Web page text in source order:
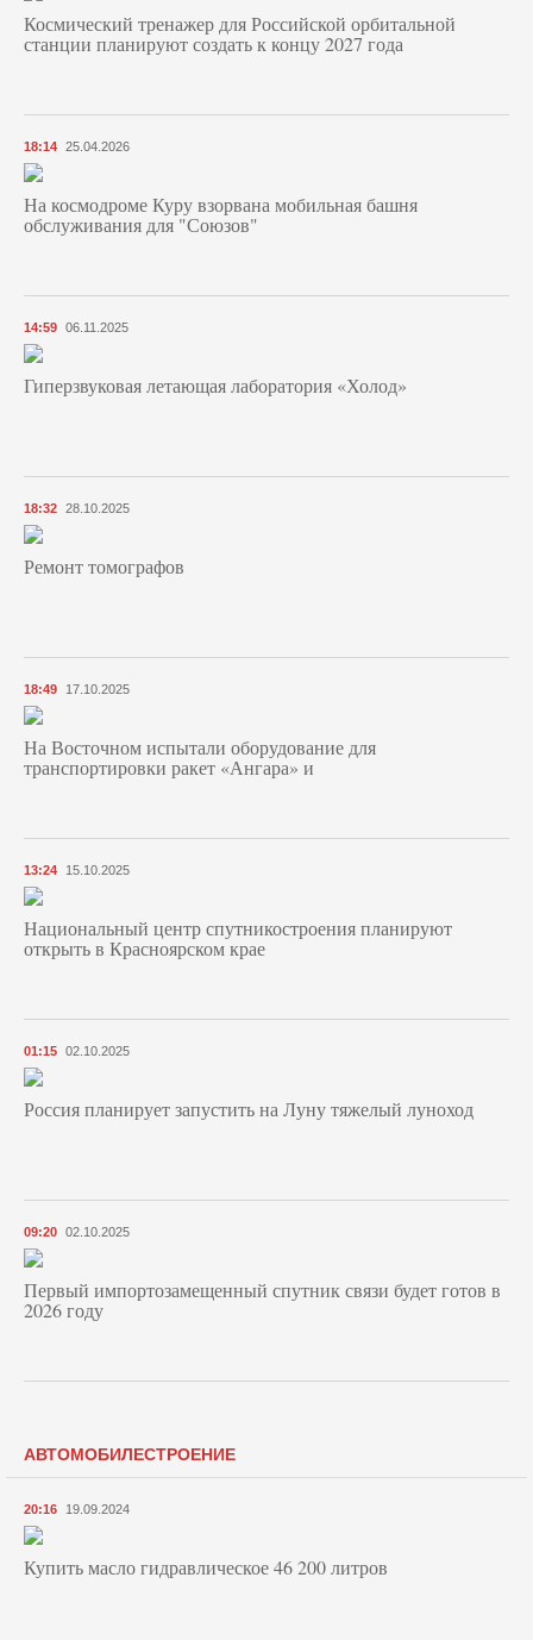
Космический тренажер для Российской орбитальной
станции планируют создать к концу 2027 года
18:14 25.04.2026
На космодроме Куру взорвана мобильная башня
обслуживания для "Союзов"
14:59 06.11.2025
Гиперзвуковая летающая лаборатория «Холод»
18:32 28.10.2025
Ремонт томографов
18:49 17.10.2025
На Восточном испытали оборудование для
транспортировки ракет «Ангара» и
13:24 15.10.2025
Национальный центр спутникостроения планируют
открыть в Красноярском крае
01:15 02.10.2025
Россия планирует запустить на Луну тяжелый луноход
09:20 02.10.2025
Первый импортозамещенный спутник связи будет готов в
2026 году
АВТОМОБИЛЕСТРОЕНИЕ
20:16 19.09.2024
Купить масло гидравлическое 46 200 литров